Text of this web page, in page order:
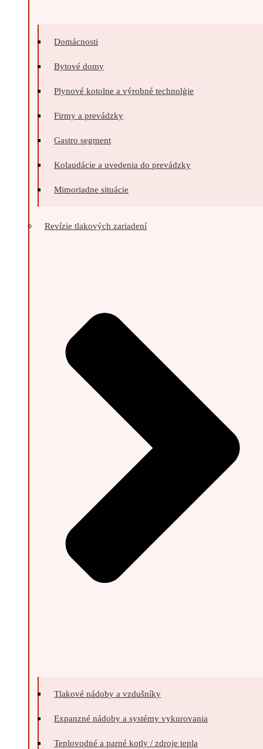
Domácnosti
Bytové domy
Plynové kotolne a výrobné technolģie
Firmy a prevádzky
Gastro segment
Kolaudácie a uvedenia do prevádzky
Mimoriadne situácie
Revízie tlakových zariadení
Tlakové nádoby a vzdušníky
Expanzné nádoby a systémy vykurovania
Teplovodné a parné kotly / zdroje tepla